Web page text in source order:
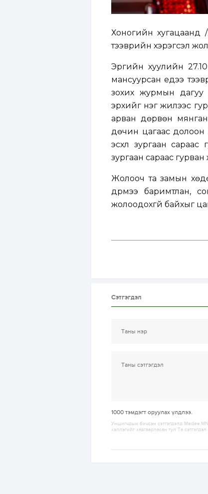
Хоногийн хугацаанд /
тээврийн хэрэгсэл
Эрүүгийн хуулийн
мансуурсан үедээ
зохих журмын дагуу
эрхийг нэг жилээс
арван дөрвөн мянган
дөчин цагаас долоон
эсхүл зургаан сараас
зургаан сараас
Жолооч та замын
дүрмээ баримтлан,
жолоодохгүй байхыг
Сэтгэгдэл
1000 тэмдэгт оруулах үлдлээ.
Уншигчдын бичсэн сэтгэгдэлд
хэллэгийг хязгаарласан тул Та